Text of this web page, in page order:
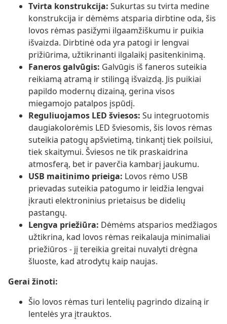
Tvirta konstrukcija: Sukurtas su tvirta medine
konstrukcija ir dėmėms atsparia dirbtine oda, šis
lovos rėmas pasižymi ilgaamžiškumu ir puikia
išvaizda. Dirbtinė oda yra patogi ir lengvai
prižiūrima, užtikrinanti ilgalaikį pasitenkinimą.
Faneros galvūgis: Galvūgis iš faneros suteikia
reikiamą atramą ir stilingą išvaizdą. Jis puikiai
papildo modernų dizainą, gerina visos
miegamojo patalpos įspūdį.
Reguliuojamos LED šviesos: Su integruotomis
daugiakolorėmis LED šviesomis, šis lovos rėmas
suteikia patogų apšvietimą, tinkantį tiek poilsiui,
tiek skaitymui. Šviesos ne tik praskaidrina
atmosferą, bet ir paverčia kambarį jaukumu.
USB maitinimo prieiga: Lovos rėmo USB
prievadas suteikia patogumo ir leidžia lengvai
įkrauti elektroninius prietaisus be didelių
pastangų.
Lengva priežiūra: Dėmėms atsparios medžiagos
užtikrina, kad lovos rėmas reikalauja minimaliai
priežiūros - jį tereikia greitai nuvalyti drėgna
šluoste, kad atrodytų kaip naujas.
Gerai žinoti:
Šio lovos rėmas turi lentelių pagrindo dizainą ir
lentelės yra įtrauktos.